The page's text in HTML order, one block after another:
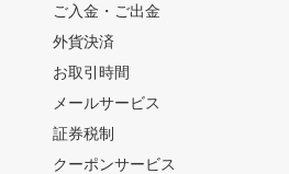
ご入金・ご出金
外貨決済
お取引時間
メールサービス
証券税制
クーポンサービス